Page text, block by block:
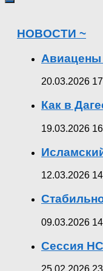
НОВОСТИ ~
Авиацены
20.03.2026
Как в
19.03.2026
12.03.2026
09.03.2026
Сессия НС